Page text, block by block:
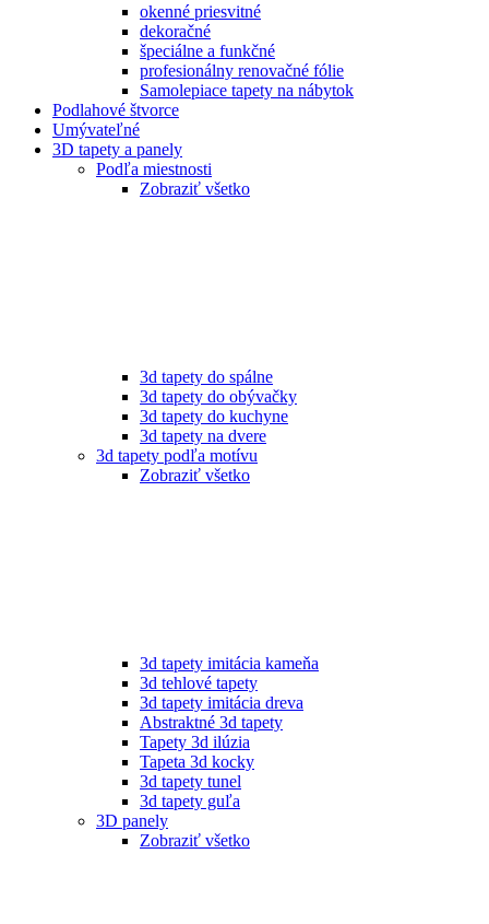
okenné priesvitné
dekoračné
špeciálne a funkčné
profesionálny renovačné fólie
Samolepiace tapety na nábytok
Podlahové štvorce
Umývateľné
3D tapety a panely
Podľa miestnosti
Zobraziť všetko
3d tapety do spálne
3d tapety do obývačky
3d tapety do kuchyne
3d tapety na dvere
3d tapety podľa motívu
Zobraziť všetko
3d tapety imitácia kameňa
3d tehlové tapety
3d tapety imitácia dreva
Abstraktné 3d tapety
Tapety 3d ilúzia
Tapeta 3d kocky
3d tapety tunel
3d tapety guľa
3D panely
Zobraziť všetko